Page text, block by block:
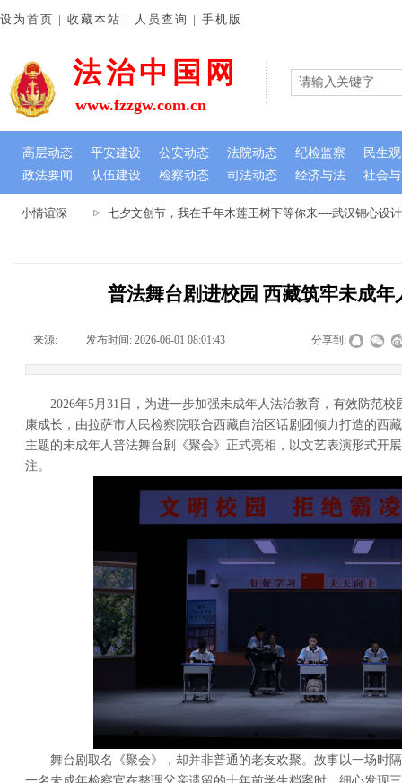
小情谊深 七夕文创节，我在千年木莲王树下等你来----武汉锦心设计
法治中国网
政法要闻 队伍建设 检察动态 司法动态 经济与法 社会
设为首页 | 收藏本站 | 人员查询 | 手机版
www.fzzgw.com.cn
高层动态 平安建设 公安动态 法院动态 纪检监察 民生
普法舞台剧进校园 西藏筑牢未成年
来源: 发布时间: 2026-06-01 08:01:43 分享到:
2026年5月31日，为进一步加强未成年人法治教育，有效防范校
康成长，由拉萨市人民检察院联合西藏自治区话剧团倾力打造的西
主题的未成年人普法舞台剧《聚会》正式亮相，以文艺表演形式开
注。
舞台剧取名《聚会》，却并非普通的老友欢聚。故事以一场时